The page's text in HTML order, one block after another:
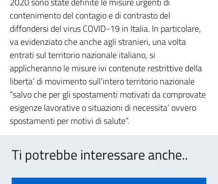
contenimento del contagio e di contrasto del
diffondersi del virus COVID-19 in Italia. In particolare,
va evidenziato che anche agli stranieri, una volta
entrati sul territorio nazionale italiano, si
applicheranno le misure ivi contenute restrittive della
liberta’ di movimento sull’intero territorio nazionale
“salvo che per gli spostamenti motivati da comprovate
esigenze lavorative o situazioni di necessita’ ovvero
spostamenti per motivi di salute”.
Ti potrebbe interessare anche..